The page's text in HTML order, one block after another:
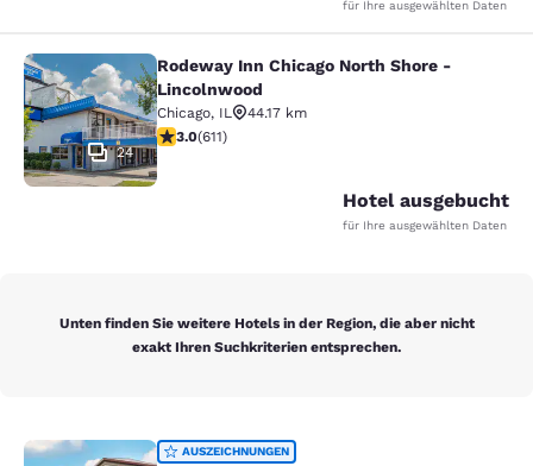
für Ihre ausgewählten Daten
Rodeway Inn Chicago North Shore
24
Rodeway Inn Chicago North Shore -
Lincolnwood
Chicago, IL
44.17 km
2.98-Sterne-Bewertung. Mittelmäßig. 611 Bewertungen
3.0(611)
Hotel ausgebucht
für Ihre ausgewählten Daten
Unten finden Sie weitere Hotels in der Region, die aber nicht
exakt Ihren Suchkriterien entsprechen.
AUSZEICHNUNGEN